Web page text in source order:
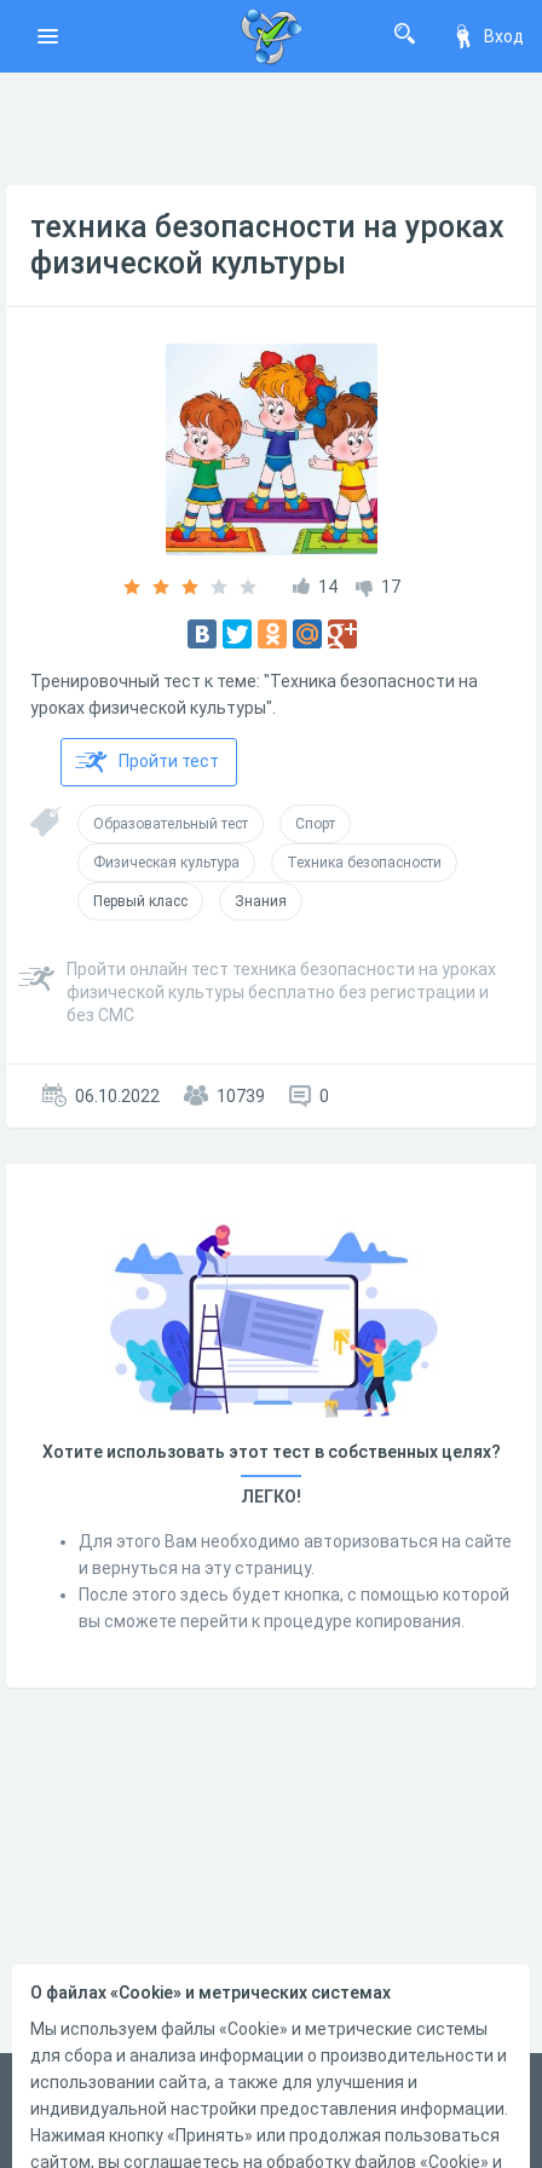
Вход
техника безопасности на уроках
физической культуры
14 17
Тренировочный тест к теме: "Техника безопасности на
уроках физической культуры".
Пройти тест
Образовательный тест Спорт
Физическая культура Техника безопасности
Первый класс Знания
Пройти онлайн тест техника безопасности на уроках
физической культуры бесплатно без регистрации и
без СМС
06.10.2022 10739 0
Хотите использовать этот тест в собственных целях?
ЛЕГКО!
Для этого Вам необходимо авторизоваться на сайте
и вернуться на эту страницу.
После этого здесь будет кнопка, с помощью которой
вы сможете перейти к процедуре копирования.
Русский
Справка
О файлах «Cookie» и метрических системах
Мы используем файлы «Cookie» и метрические системы
для сбора и анализа информации о производительности и
использовании сайта, а также для улучшения и
индивидуальной настройки предоставления информации.
Нажимая кнопку «Принять» или продолжая пользоваться
сайтом, вы соглашаетесь на обработку файлов «Cookie» и